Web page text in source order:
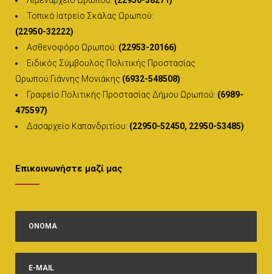
Τοπικό Ιατρείο Σκάλας Ωρωπού:
(22950-32222)
Ασθενοφόρο Ωρωπού: (22953-20166)
Ειδικός Σύμβουλος Πολιτικής Προστασίας
Ωρωπού:Γιάννης Μονιάκης (6932-548508)
Γραφείο Πολιτικής Προστασίας Δήμου Ωρωπού: (6989-
475597)
Δασαρχείο Καπανδριτίου: (22950-52450, 22950-53485)
Επικοινωνήστε μαζί μας